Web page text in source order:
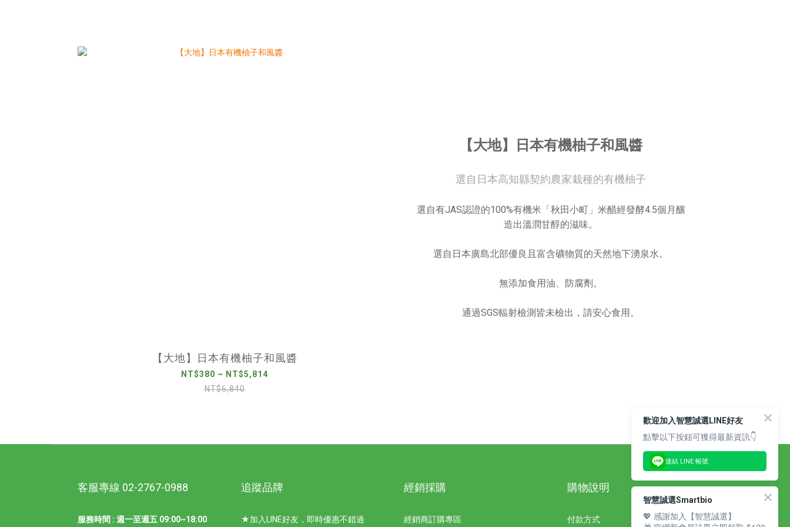
【大地】日本有機柚子和風醬
NT$380 ~ NT$5,814
NT$6,840
【大地】日本有機柚子和風醬
選自日本高知縣契約農家栽種的有機柚子
選自有JAS認證的100%有機米「秋田小町」米醋經發酵4.5個月釀
造出溫潤甘醇的滋味。
選自日本廣島北部優良且富含礦物質的天然地下湧泉水。
無添加食用油、防腐劑。
通過SGS輻射檢測皆未檢出，請安心食用。
客服專線 02-2767-0988
服務時間 : 週一至週五 09:00~18:00
追蹤品牌
★加入LINE好友，即時優惠不錯過
經銷採購
經銷商訂購專區
購物說明
付款方式
歡迎加入智慧誠選LINE好友
點擊以下按鈕可獲得最新資訊👇
連結 LINE 帳號
智慧誠選Smartbio
💖 感謝加入【智慧誠選】